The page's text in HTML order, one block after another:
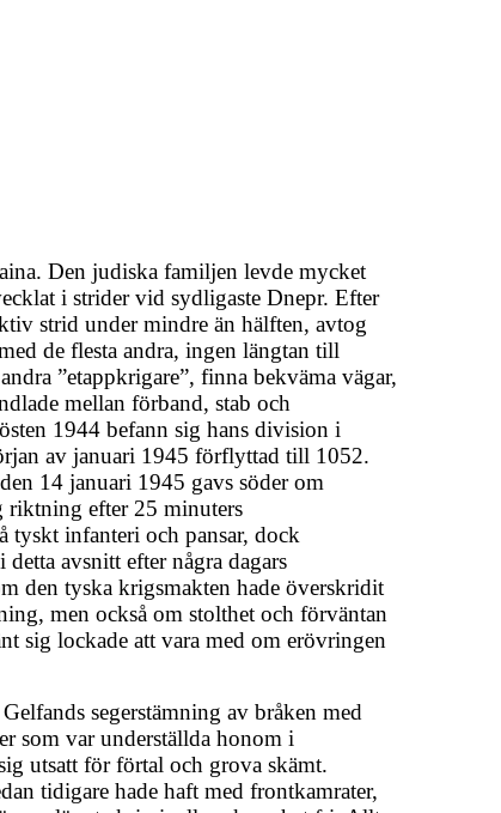
Den judiska familjen levde mycket
i strider vid sydligaste Dnepr. Efter
strid under mindre än hälften, avtog
de flesta andra, ingen längtan till
”etappkrigare”, finna bekväma vägar,
mellan förband, stab och
1944 befann sig hans division i
av januari 1945 förflyttad till 1052.
14 januari 1945 gavs söder om
riktning efter 25 minuters
tyskt infanteri och pansar, dock
avsnitt efter några dagars
den tyska krigsmakten hade överskridit
men också om stolthet och förväntan
sig lockade att vara med om erövringen
segerstämning av bråken med
som var underställda honom i
utsatt för förtal och grova skämt.
tidigare hade haft med frontkamrater,